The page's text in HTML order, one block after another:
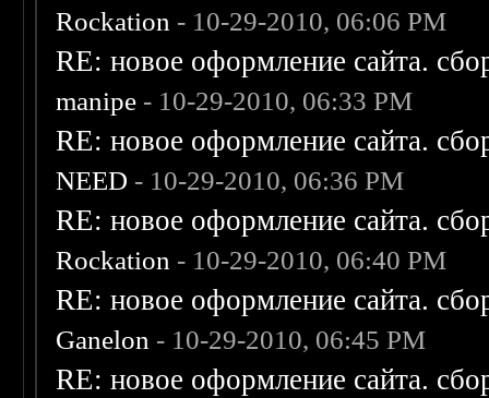
Rockation - 10-29-2010, 06:06 PM
RE: новое оформление сайта.
manipe - 10-29-2010, 06:33 PM
RE: новое оформление сайта.
NEED - 10-29-2010, 06:36 PM
RE: новое оформление сайта.
Rockation - 10-29-2010, 06:40 PM
RE: новое оформление сайта.
Ganelon - 10-29-2010, 06:45 PM
RE: новое оформление сайта.